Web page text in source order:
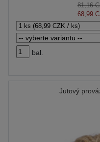
81,16
68,99
bal.
Jutový